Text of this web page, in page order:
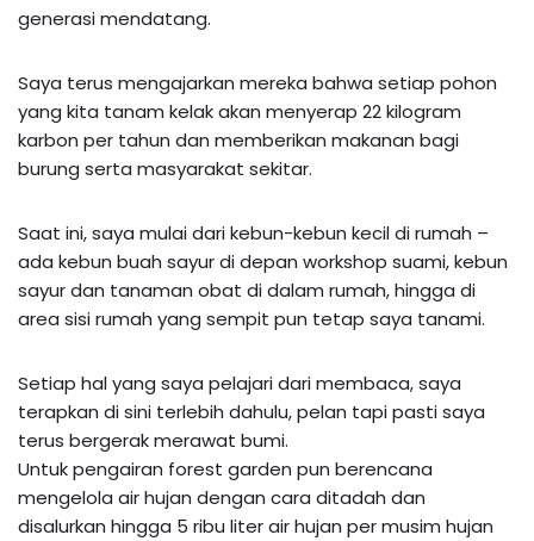
generasi mendatang.
Saya terus mengajarkan mereka bahwa setiap pohon
yang kita tanam kelak akan menyerap 22 kilogram
karbon per tahun dan memberikan makanan bagi
burung serta masyarakat sekitar.
Saat ini, saya mulai dari kebun-kebun kecil di rumah –
ada kebun buah sayur di depan workshop suami, kebun
sayur dan tanaman obat di dalam rumah, hingga di
area sisi rumah yang sempit pun tetap saya tanami.
Setiap hal yang saya pelajari dari membaca, saya
terapkan di sini terlebih dahulu, pelan tapi pasti saya
terus bergerak merawat bumi.
Untuk pengairan forest garden pun berencana
mengelola air hujan dengan cara ditadah dan
disalurkan hingga 5 ribu liter air hujan per musim hujan